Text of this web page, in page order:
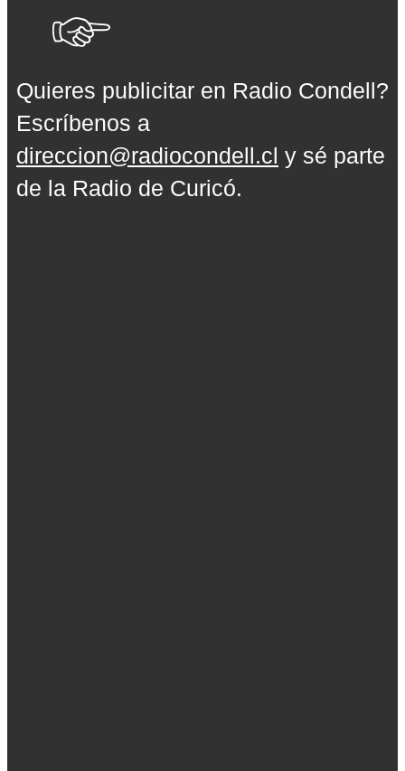
Quieres publicitar en Radio Condell?
Escríbenos a
direccion@radiocondell.cl y sé parte
de la Radio de Curicó.